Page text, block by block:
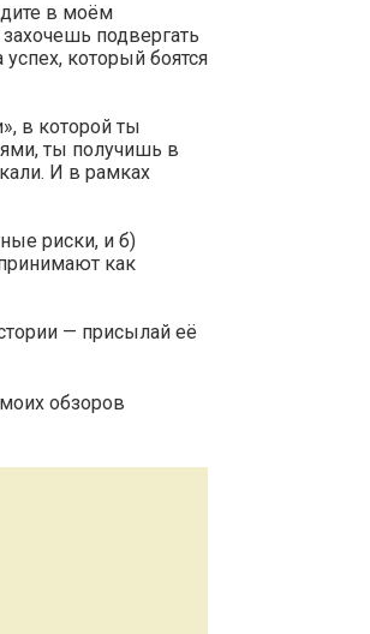
в моём
подвергать
который боятся
в которой ты
ты получишь в
И в рамках
риски, и б)
как
— присылай её
обзоров